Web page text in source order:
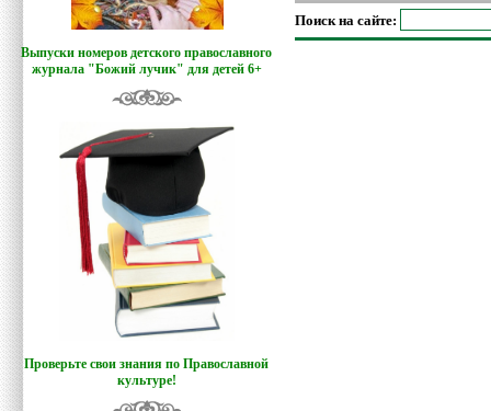
Выпуски номеров детского православного
журнала "Божий лучик" для детей 6+
Проверьте свои знания по Православной
культуре!
Поиск на сайте: